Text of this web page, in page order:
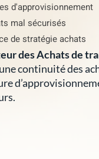
d'approvisionnement
mal sécurisés
de stratégie achats
des Achats de
continuité des